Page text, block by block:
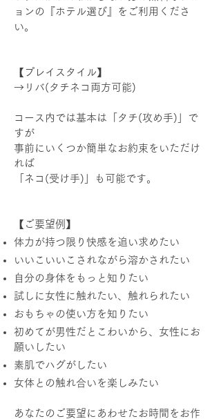
ョンの『ホテル選び』をご利用くださ
い。
【プレイスタイル】
→リバ(タチネコ両方可能)
コース内では基本は「タチ(攻め手)」で
すが
事前にいくつか簡単なお約束をいただけ
れば
「ネコ(受け手)」も可能です。
【ご要望例】
体力が持つ限り快感を追い求めたい
いいこいいこされながら溶かされたい
自分の身体をもっと知りたい
試しに女性に触れたい、触れられたい
おもちゃの使い方を知りたい
初めてが男性だとこわいから、女性にお
願いしたい
素肌でハグがしたい
女体との触れ合いを楽しみたい
あなたのご要望にあわせたお時間をお作